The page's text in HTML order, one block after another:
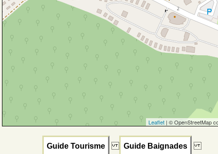
Leaflet | © OpenStreetMap
Guide Tourisme Guide Baignades